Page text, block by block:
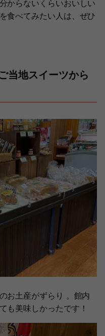
からないくらいおいしい
食べてみたい人は、ぜひ
当地スイーツから
お土産がずらり 。館内
も美味しかったです！